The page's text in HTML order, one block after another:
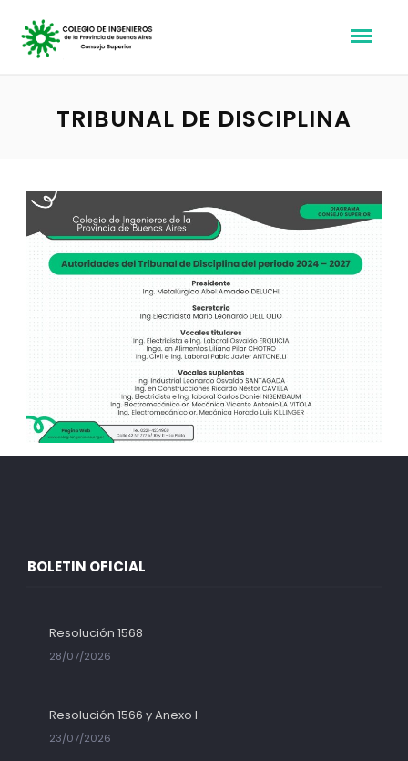
TRIBUNAL DE DISCIPLINA
BOLETIN OFICIAL
Resolución 1568
28/07/2026
Resolución 1566 y Anexo I
23/07/2026